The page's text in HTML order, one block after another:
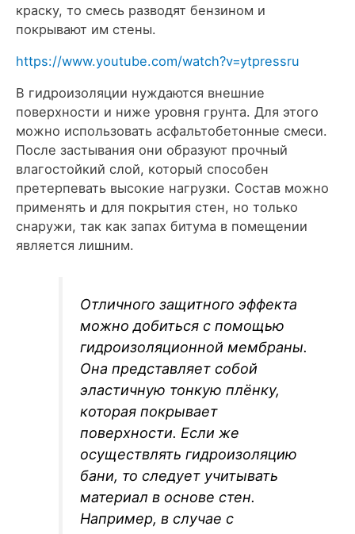
краску, то смесь разводят бензином и
покрывают им стены.
https://www.youtube.com/watch?v=ytpressru
В гидроизоляции нуждаются внешние
поверхности и ниже уровня грунта. Для этого
можно использовать асфальтобетонные смеси.
После застывания они образуют прочный
влагостойкий слой, который способен
претерпевать высокие нагрузки. Состав можно
применять и для покрытия стен, но только
снаружи, так как запах битума в помещении
является лишним.
Отличного защитного эффекта
можно добиться с помощью
гидроизоляционной мембраны.
Она представляет собой
эластичную тонкую плёнку,
которая покрывает
поверхности. Если же
осуществлять гидроизоляцию
бани, то следует учитывать
материал в основе стен.
Например, в случае с